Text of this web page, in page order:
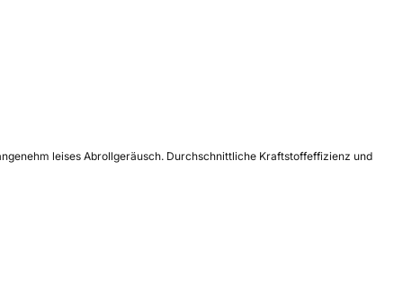
leises Abrollgeräusch. Durchschnittliche Kraftstoffeffizienz und